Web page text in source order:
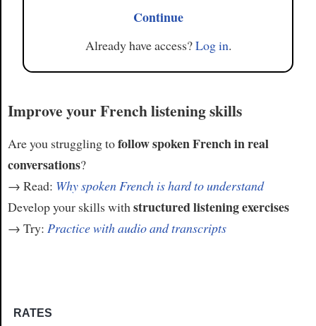
Continue
Already have access?Log in.
Improve your French listening skills
Are you struggling tofollow spoken French in real
conversations?
→ Read: Why spoken French is hard to understand
Develop your skills with structured listening exercises
→ Try: Practice with audio and transcripts
RATES